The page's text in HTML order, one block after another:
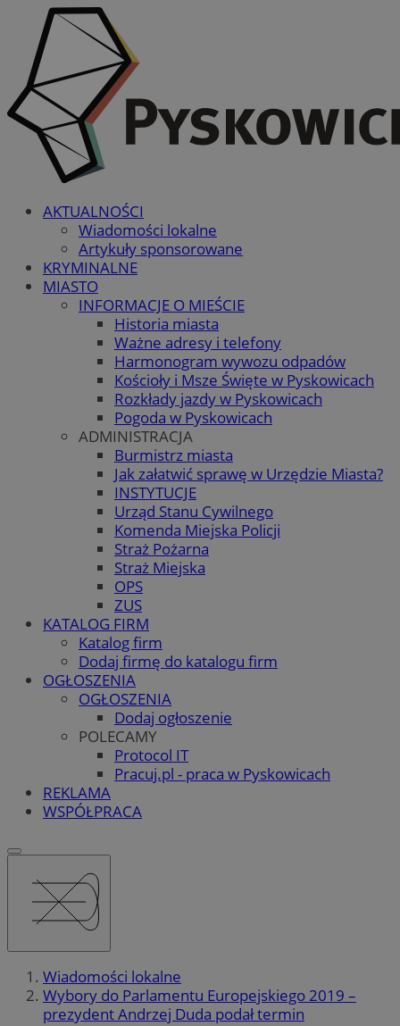
AKTUALNOŚCI
Wiadomości lokalne
Artykuły sponsorowane
KRYMINALNE
MIASTO
INFORMACJE O MIEŚCIE
Historia miasta
Ważne adresy i telefony
Harmonogram wywozu odpadów
Kościoły i Msze Święte w Pyskowicach
Rozkłady jazdy w Pyskowicach
Pogoda w Pyskowicach
ADMINISTRACJA
Burmistrz miasta
Jak załatwić sprawę w Urzędzie Miasta?
INSTYTUCJE
Urząd Stanu Cywilnego
Komenda Miejska Policji
Straż Pożarna
Straż Miejska
OPS
ZUS
KATALOG FIRM
Katalog firm
Dodaj firmę do katalogu firm
OGŁOSZENIA
OGŁOSZENIA
Dodaj ogłoszenie
POLECAMY
Protocol IT
Pracuj.pl - praca w Pyskowicach
REKLAMA
WSPÓŁPRACA
Wiadomości lokalne
Wybory do Parlamentu Europejskiego 2019 –
prezydent Andrzej Duda podał termin